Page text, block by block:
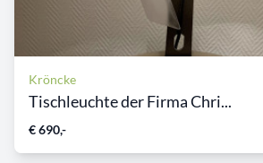
Kröncke
Tischleuchte der Firma Chri...
€ 690,-